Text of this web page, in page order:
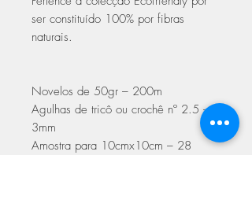
ser constituído 100% por fibras
naturais.
Novelos de 50gr – 200m
Agulhas de tricô ou crochê nº 2.5 –
3mm
Amostra para 10cmx10cm – 28